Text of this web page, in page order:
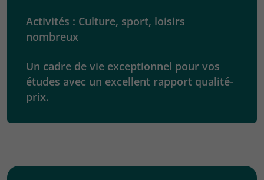
Activités : Culture, sport, loisirs
nombreux
Un cadre de vie exceptionnel pour vos
études avec un excellent rapport qualité-
prix.